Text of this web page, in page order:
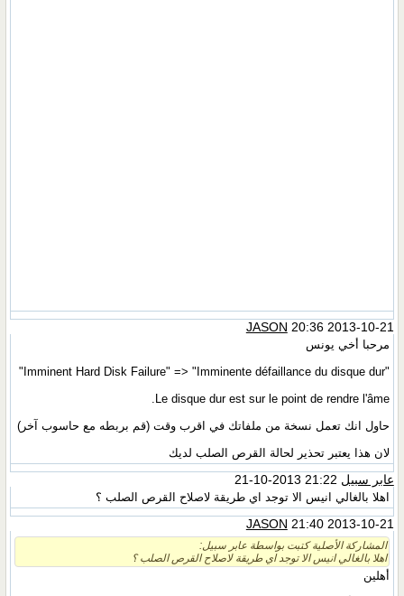
JASON 20:36 2013-10-21
مرحبا أخي يونس
"Imminent Hard Disk Failure" => "Imminente défaillance du disque dur"
Le disque dur est sur le point de rendre l'âme.
حاول انك تعمل نسخة من ملفاتك في اقرب وقت (قم بربطه مع حاسوب آخر)
لان هذا يعتبر تحذير لحالة القرص الصلب لديك
عابر سبيل
اهلا بالغالي انيس الا توجد اي طريقة لاصلاح القرص الصلب ؟
JASON 21:40 2013-10-21
المشاركة الأصلية كتبت بواسطة عابر سبيل:
اهلا بالغالي انيس الا توجد اي طريقة لاصلاح القرص الصلب ؟
أهلين